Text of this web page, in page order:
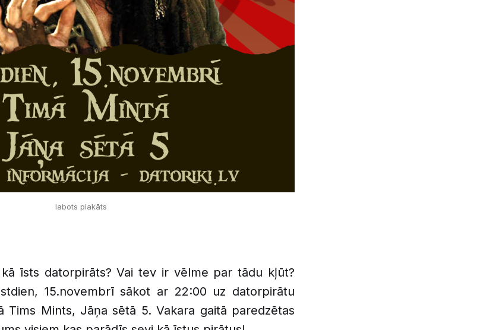
labots plakāts
īsts datorpirāts? Vai tev ir vēlme par tādu kļūt?
15.novembrī sākot ar 22:00 uz datorpirātu
Tims Mints, Jāņa sētā 5. Vakara gaitā paredzētas